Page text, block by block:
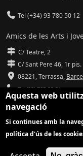
Tel (+34) 93 780 50 12
Amics de les Arts i
C/ Teatre, 2
C/ Sant Pere 46, 1r pis.
08221,Terrassa,
Tel (93) 785 92 31
info@amicsdelesarts-
www.amicsdelesarts-
Aquesta web
navegació
Si continues amb la
política d'ús de les